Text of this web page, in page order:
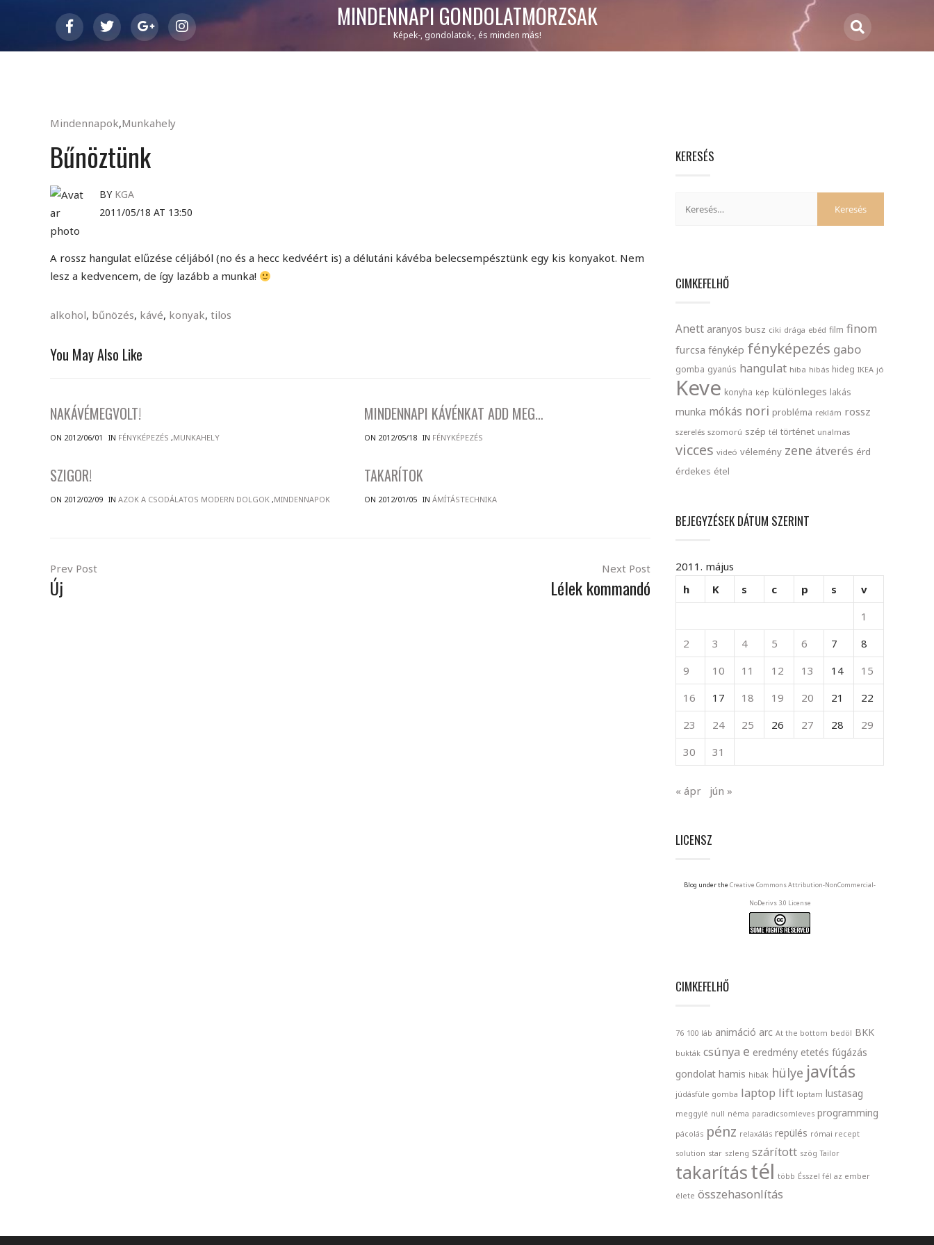
MINDENNAPI GONDOLATMORZSÁK
Képek-, gondolatok-, és minden más!
Mindennapok,Munkahely
Bűnöztünk
BY KGA
2011/05/18 AT 13:50
A rossz hangulat elűzése céljából (no és a hecc kedvéért is) a délutáni kávéba belecsempésztünk egy kis konyakot. Nem
lesz a kedvencem, de így lazább a munka!
alkohol, bűnözés, kávé, konyak, tilos
You May Also Like
NAKÁVÉMEGVOLT!
ON 2012/06/01 IN FÉNYKÉPEZÉS ,MUNKAHELY
MINDENNAPI KÁVÉNKAT ADD MEG…
ON 2012/05/18 IN FÉNYKÉPEZÉS
SZIGOR!
ON 2012/02/09 IN AZOK A CSODÁLATOS MODERN DOLGOK ,MINDENNAPOK
TAKARÍTOK
ON 2012/01/05 INÁMÍTÁSTECHNIKA
Prev Post
Új
Next Post
Lélek kommandó
KERESÉS
CIMKEFELHŐ
Anett aranyos busz ciki drága ebéd film finom
furcsa fénykép fényképezés gabo
gomba gyanús hangulat hiba hibás hideg IKEA jó
Keve konyha kép különleges lakás
munka mókás nori probléma reklám rossz
szerelés szomorú szép tél történet unalmas
vicces videó vélemény zene átverés érd
érdekes étel
BEJEGYZÉSEK DÁTUM SZERINT
2011. május
h
K s c p s
v
1
2
3 4 5 6 7
8
9
10 11 12 13 14
15
16
17 18 19 20 21
22
23
24 25 26 27 28
29
30
31
« ápr jún »
LICENSZ
Blog under the Creative Commons Attribution-NonCommercial-
NoDerivs 3.0 License
CIMKEFELHŐ
76 100 láb animáció arc At the bottom bedöl BKK
bukták csúnya e eredmény etetés fúgázás
gondolat hamis hibák hülye javítás
júdásfüle gomba laptop lift loptam lustasag
meggylé null néma paradicsomleves programming
pácolás pénz relaxálás repülés római recept
solution star szleng szárított szög Tailor
takarítástél több Ésszel fél az ember
élete összehasonlítás